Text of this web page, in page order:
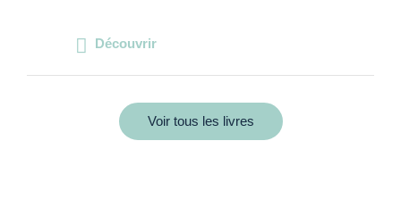
Découvrir
Voir tous les livres